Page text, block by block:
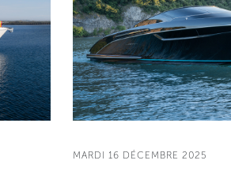
MARDI 16 DÉCEMBRE 2025